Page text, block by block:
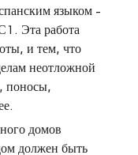
языком -
Эта работа
и тем, что
неотложной
поносы,
домов
должен быть